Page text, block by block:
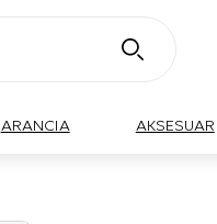
ARANCIA AKSESUAR